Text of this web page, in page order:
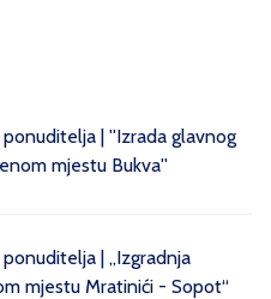
| ''Izrada glavnog
mjestu Bukva''
| „Izgradnja
mjestu Mratinići - Sopot“